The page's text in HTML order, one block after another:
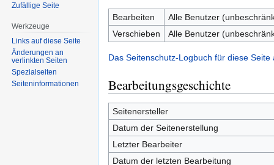
Bearbeiten
Alle Benutzer
Verschieben
Alle Benutzer
Das Seitenschutz-Logbuch für diese Seite
Bearbeitungsgeschichte
Seitenersteller
Datum der Seitenerstellung
Letzter Bearbeiter
Datum der letzten Bearbeitung
Zufällige Seite
Werkzeuge
Links auf diese Seite
Änderungen an
verlinkten Seiten
Spezialseiten
Seiten­informationen